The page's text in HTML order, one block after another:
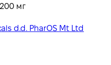
мг
d.d. PharOS Mt Ltd